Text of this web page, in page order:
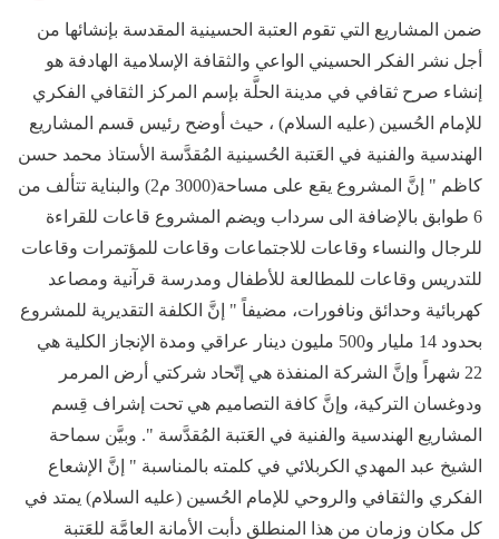
ضمن المشاريع التي تقوم العتبة الحسينية المقدسة بإنشائها من
أجل نشر الفكر الحسيني الواعي والثقافة الإسلامية الهادفة هو
إنشاء صرح ثقافي في مدينة الحلَّة بإسم المركز الثقافي الفكري
للإمام الحُسين (عليه السلام) ، حيث أوضح رئيس قسم المشاريع
الهندسية والفنية في العَتبة الحُسينية المُقدَّسة الأستاذ محمد حسن
كاظم " إنَّ المشروع يقع على مساحة(3000 م2) والبناية تتألف من
6 طوابق بالإضافة الى سرداب ويضم المشروع قاعات للقراءة
للرجال والنساء وقاعات للاجتماعات وقاعات للمؤتمرات وقاعات
للتدريس وقاعات للمطالعة للأطفال ومدرسة قرآنية ومصاعد
كهربائية وحدائق ونافورات، مضيفاً " إنَّ الكلفة التقديرية للمشروع
بحدود 14 مليار و500 مليون دينار عراقي ومدة الإنجاز الكلية هي
22 شهراً وإنَّ الشركة المنفذة هي إتّحاد شركتي أرض المرمر
ودوغسان التركية، وإنَّ كافة التصاميم هي تحت إشراف قِسم
المشاريع الهندسية والفنية في العَتبة المُقدَّسة ". وبيَّن سماحة
الشيخ عبد المهدي الكربلائي في كلمته بالمناسبة " إنَّ الإشعاع
الفكري والثقافي والروحي للإمام الحُسين (عليه السلام) يمتد في
كل مكانٍ وزمانٍ من هذا المنطلق دأبت الأمانة العامَّة للعَتبة